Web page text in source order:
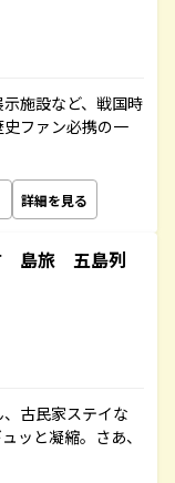
施設など、戦国時
ファン必携の一
詳細を見る
島旅 五島列
古民家ステイな
ッと凝縮。さあ、